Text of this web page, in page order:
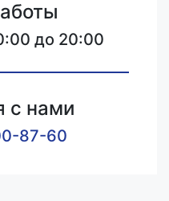
до 20:00
с нами
87-60